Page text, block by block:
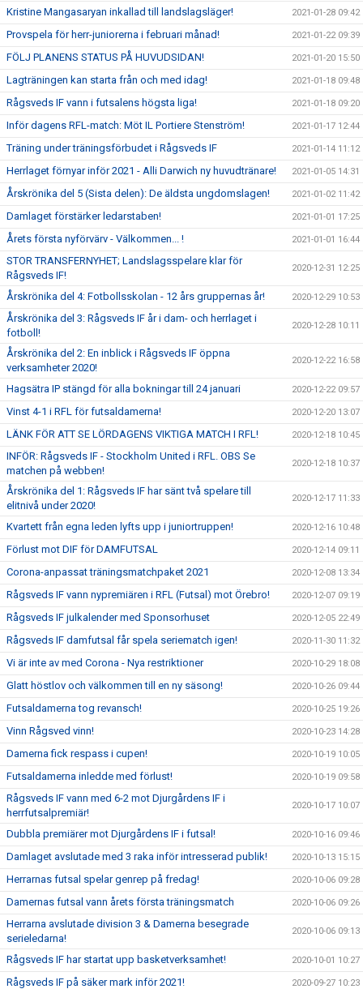
Kristine Mangasaryan inkallad till landslagsläger! 2021-01-28 09:42
Provspela för herr-juniorerna i februari månad! 2021-01-22 09:39
FÖLJ PLANENS STATUS PÅ HUVUDSIDAN! 2021-01-20 15:50
Lagträningen kan starta från och med idag! 2021-01-18 09:48
Rågsveds IF vann i futsalens högsta liga! 2021-01-18 09:20
Inför dagens RFL-match: Möt IL Portiere Stenström! 2021-01-17 12:44
Träning under träningsförbudet i Rågsveds IF 2021-01-14 11:12
Herrlaget förnyar inför 2021 - Alli Darwich ny huvudtränare! 2021-01-05 14:31
Årskrönika del 5 (Sista delen): De äldsta ungdomslagen! 2021-01-02 11:42
Damlaget förstärker ledarstaben! 2021-01-01 17:25
Årets första nyförvärv - Välkommen... ! 2021-01-01 16:44
STOR TRANSFERNYHET; Landslagsspelare klar för
Rågsveds IF!
2020-12-31 12:25
Årskrönika del 4: Fotbollsskolan - 12 års gruppernas år! 2020-12-29 10:53
Årskrönika del 3: Rågsveds IF år i dam- och herrlaget i
fotboll!
2020-12-28 10:11
Årskrönika del 2: En inblick i Rågsveds IF öppna
verksamheter 2020!
2020-12-22 16:58
Hagsätra IP stängd för alla bokningar till 24 januari 2020-12-22 09:57
Vinst 4-1 i RFL för futsaldamerna! 2020-12-20 13:07
LÄNK FÖR ATT SE LÖRDAGENS VIKTIGA MATCH I RFL! 2020-12-18 10:45
INFÖR: Rågsveds IF - Stockholm United i RFL. OBS Se
matchen på webben!
2020-12-18 10:37
Årskrönika del 1: Rågsveds IF har sänt två spelare till
elitnivå under 2020!
2020-12-17 11:33
Kvartett från egna leden lyfts upp i juniortruppen! 2020-12-16 10:48
Förlust mot DIF för DAMFUTSAL 2020-12-14 09:11
Corona-anpassat träningsmatchpaket 2021 2020-12-08 13:34
Rågsveds IF vann nypremiären i RFL (Futsal) mot Örebro! 2020-12-07 09:19
Rågsveds IF julkalender med Sponsorhuset 2020-12-05 22:49
Rågsveds IF damfutsal får spela seriematch igen! 2020-11-30 11:32
Vi är inte av med Corona - Nya restriktioner 2020-10-29 18:08
Glatt höstlov och välkommen till en ny säsong! 2020-10-26 09:44
Futsaldamerna tog revansch! 2020-10-25 19:26
Vinn Rågsved vinn! 2020-10-23 14:28
Damerna fick respass i cupen! 2020-10-19 10:05
Futsaldamerna inledde med förlust! 2020-10-19 09:58
Rågsveds IF vann med 6-2 mot Djurgårdens IF i
herrfutsalpremiär!
2020-10-17 10:07
Dubbla premiärer mot Djurgårdens IF i futsal! 2020-10-16 09:46
Damlaget avslutade med 3 raka inför intresserad publik! 2020-10-13 15:15
Herrarnas futsal spelar genrep på fredag! 2020-10-06 09:28
Damernas futsal vann årets första träningsmatch 2020-10-06 09:26
Herrarna avslutade division 3 & Damerna besegrade
serieledarna!
2020-10-06 09:13
Rågsveds IF har startat upp basketverksamhet! 2020-10-01 10:27
Rågsveds IF på säker mark inför 2021! 2020-09-27 10:23